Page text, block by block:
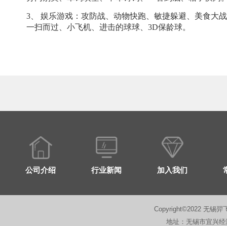
3、 娱乐游戏：攻防战、动物快跑、敏捷躲避、美食大
一扫而过、小飞机、进击的球球、3D保龄球。
公司介绍 行业新闻 加入我们
Copyright©2022 无锡羿
地址：无锡市宜兴